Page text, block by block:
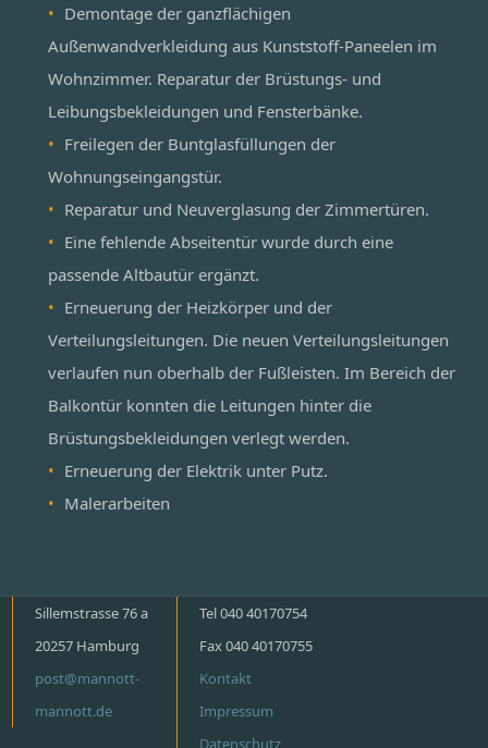
Demontage der ganzflächigen
Außenwandverkleidung aus Kunststoff-Paneelen im
Wohnzimmer. Reparatur der Brüstungs- und
Leibungsbekleidungen und Fensterbänke.
Freilegen der Buntglasfüllungen der
Wohnungseingangstür.
Reparatur und Neuverglasung der Zimmertüren.
Eine fehlende Abseitentür wurde durch eine
passende Altbautür ergänzt.
Erneuerung der Heizkörper und der
Verteilungsleitungen. Die neuen Verteilungsleitungen
verlaufen nun oberhalb der Fußleisten. Im Bereich der
Balkontür konnten die Leitungen hinter die
Brüstungsbekleidungen verlegt werden.
Erneuerung der Elektrik unter Putz.
Malerarbeiten
Sillemstrasse 76 a
20257 Hamburg
post@mannott-
mannott.de
Tel 040 40170754
Fax 040 40170755
Kontakt
Impressum
Datenschutz